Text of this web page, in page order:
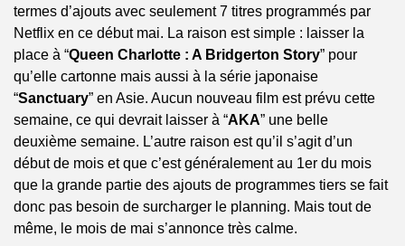
termes d’ajouts avec seulement 7 titres programmés par
Netflix en ce début mai. La raison est simple : laisser la
place à “Queen Charlotte : A Bridgerton Story” pour
qu’elle cartonne mais aussi à la série japonaise
“Sanctuary” en Asie. Aucun nouveau film est prévu cette
semaine, ce qui devrait laisser à “AKA” une belle
deuxième semaine. L’autre raison est qu’il s’agit d’un
début de mois et que c’est généralement au 1er du mois
que la grande partie des ajouts de programmes tiers se fait
donc pas besoin de surcharger le planning. Mais tout de
même, le mois de mai s’annonce très calme.